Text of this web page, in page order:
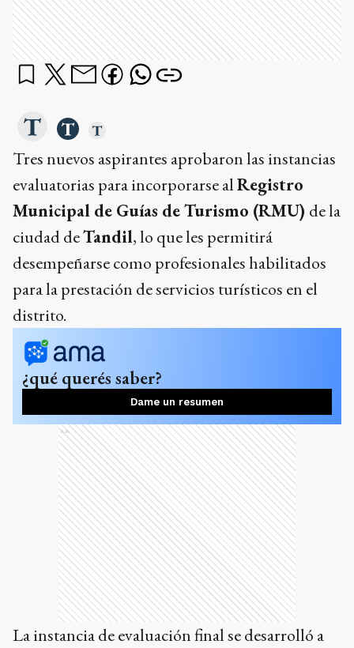
Tres nuevos aspirantes aprobaron las instancias
evaluatorias para incorporarse alRegistro
Municipal de Guías de Turismo (RMU) de la
ciudad deTandil, lo que les permitirá
desempeñarse como profesionales habilitados
para la prestación de servicios turísticos en el
distrito.
¿qué querés saber?
Dame un resumen
Ads
La instancia de evaluación final se desarrolló a